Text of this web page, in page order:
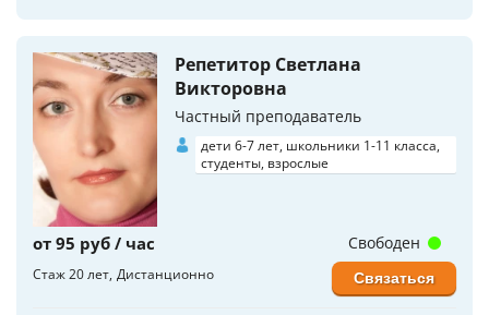
Репетитор Светлана
Викторовна
Частный преподаватель
дети 6-7 лет, школьники 1-11 класса,
студенты, взрослые
от 95 руб / час
Стаж 20 лет Дистанционно
Свободен
Связаться